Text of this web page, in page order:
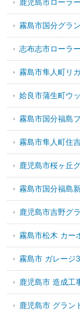
鹿児島市ローラ
霧島市国分グラ
志布志市ローラ
霧島市隼人町リ
姶良市蒲生町ウ
霧島市国分福島
霧島市隼人町住
鹿児島市桜ヶ丘
霧島市国分福島
鹿児島市吉野グ
霧島市松木 カー
霧島市 ガレージ
鹿児島市 造成工
鹿児島市 グラン